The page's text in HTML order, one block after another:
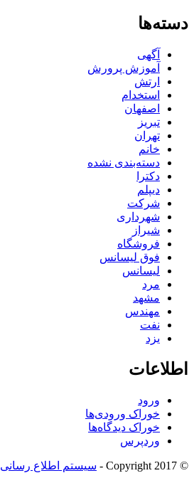
دسته‌ها
آگهی
آموزش پرورش
ارتش
استخدام
اصفهان
تبریز
تهران
خانم
دسته‌بندی نشده
دکترا
دیپلم
شرکت
شهرداری
شیراز
فروشگاه
فوق لیسانس
لیسانس
مرد
مشهد
مهندس
نفت
یزد
اطلاعات
ورود
خوراک ورودی‌ها
خوراک دیدگاه‌ها
وردپرس
© Copyright 2017 - سیستم اطلاع رسانی